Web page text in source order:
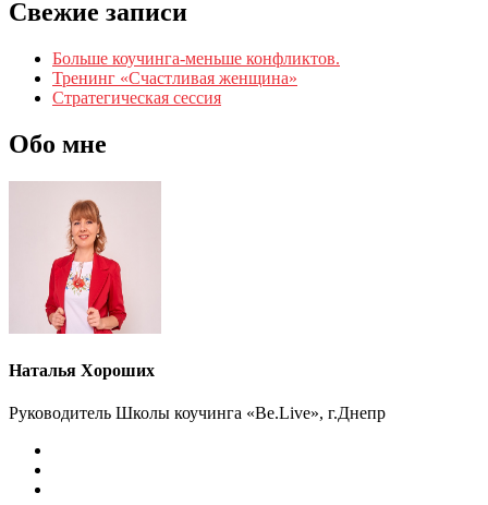
Свежие записи
Больше коучинга-меньше конфликтов.
Тренинг «Счастливая женщина»
Стратегическая сессия
Обо мне
Наталья Хороших
Руководитель Школы коучинга «Be.Live», г.Днепр